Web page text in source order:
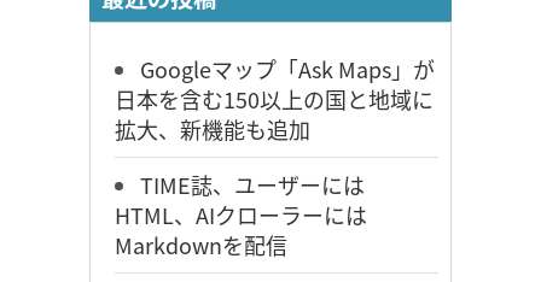
Googleマップ「Ask Maps」が
日本を含む150以上の国と地域に
拡大、新機能も追加
TIME誌、ユーザーには
HTML、AIクローラーには
Markdownを配信